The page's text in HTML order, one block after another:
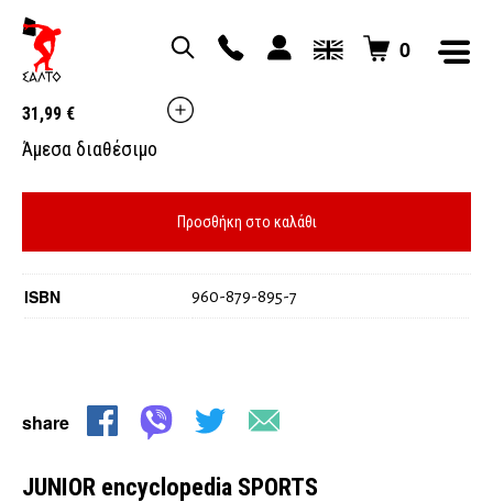
0
JUNIOR encyclopedia SPORTS
31,99 €
Άμεσα διαθέσιμο
Προσθήκη στο καλάθι
ISBN 960-879-895-7
share
JUNIOR encyclopedia SPORTS